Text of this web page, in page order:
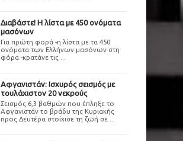
Διαβάστε! Η λίστα με 450 ονόματα
μασόνων
Για πρώτη φορά -η λίστα με τα 450
ονόματα των Ελλήνων μασόνων στη
φόρα -κρατάνε τις ...
Αφγανιστάν: Ισχυρός σεισμός με
τουλάχιστον 20 νεκρούς
Σεισμός 6,3 βαθμών που έπληξε το
Αφγανιστάν το βράδυ της Κυριακής
προς Δευτέρα στοίχισε τη ζωή σε ...